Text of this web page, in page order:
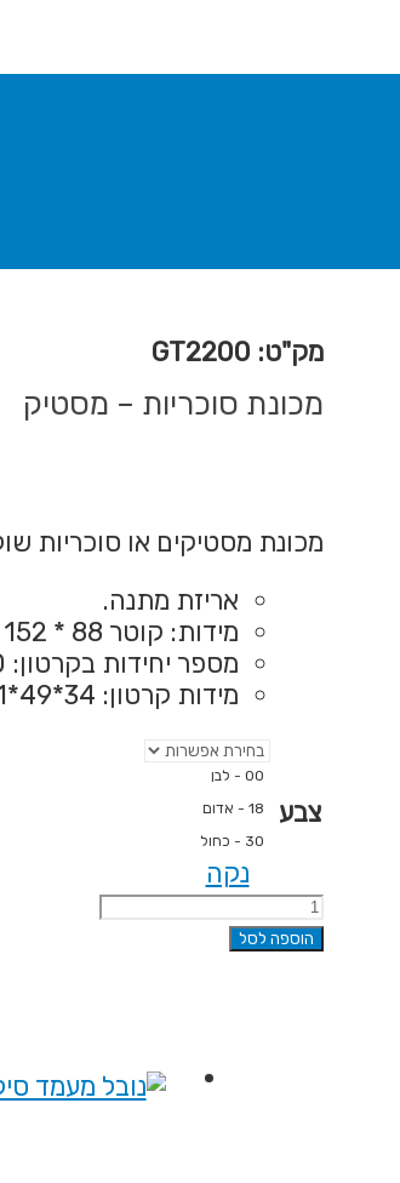
מק"ט: GT2200
מכונת סוכריות – מסטיק
מכונת מסטיקים או סוכריות
אריזת מתנה.
מידות: קוטר 88 * 152 מ"מ גובה
מספר יחידות בקרטון: 50
מידות קרטון: 34*49*51 ס"מ
צבע
00 - לבן
18 - אדום
30 - כחול
נקה
כמות
של
הוספה לסל